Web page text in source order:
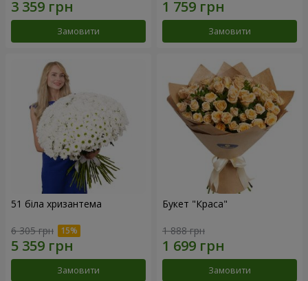
Замовити Замовити
51 біла хризантема
6 305 грн
Замовити
Букет "Краса"
1 888 грн
Замовити